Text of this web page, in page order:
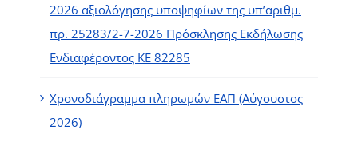
2026 αξιολόγησης υποψηφίων της υπ’αριθμ.
πρ. 25283/2-7-2026 Πρόσκλησης Εκδήλωσης
Ενδιαφέροντος ΚΕ 82285
Χρονοδιάγραμμα πληρωμών ΕΑΠ (Αύγουστος
2026)